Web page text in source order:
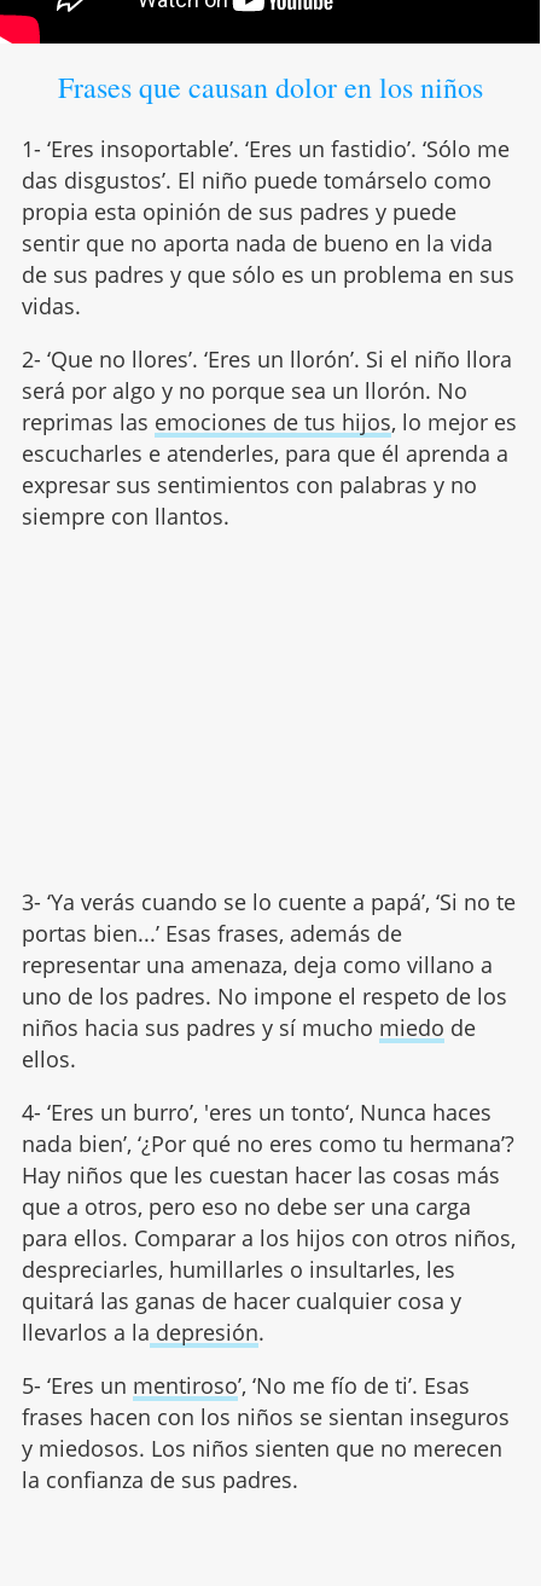
Frases que causan dolor en los niños
1- ‘Eres insoportable’. ‘Eres un fastidio’. ‘Sólo me
das disgustos’. El niño puede tomárselo como
propia esta opinión de sus padres y puede
sentir que no aporta nada de bueno en la vida
de sus padres y que sólo es un problema en sus
vidas.
2- ‘Que no llores’. ‘Eres un llorón’. Si el niño llora
será por algo y no porque sea un llorón. No
reprimas las emociones de tus hijos, lo mejor es
escucharles e atenderles, para que él aprenda a
expresar sus sentimientos con palabras y no
siempre con llantos.
3- ‘Ya verás cuando se lo cuente a papá’, ‘Si no te
portas bien...’ Esas frases, además de
representar una amenaza, deja como villano a
uno de los padres. No impone el respeto de los
niños hacia sus padres y sí mucho miedo de
ellos.
4- ‘Eres un burro’, 'eres un tonto‘, Nunca haces
nada bien’, ‘¿Por qué no eres como tu hermana’?
Hay niños que les cuestan hacer las cosas más
que a otros, pero eso no debe ser una carga
para ellos. Comparar a los hijos con otros niños,
despreciarles, humillarles o insultarles, les
quitará las ganas de hacer cualquier cosa y
llevarlos a la depresión.
5- ‘Eres un mentiroso’, ‘No me fío de ti’. Esas
frases hacen con los niños se sientan inseguros
y miedosos. Los niños sienten que no merecen
la confianza de sus padres.